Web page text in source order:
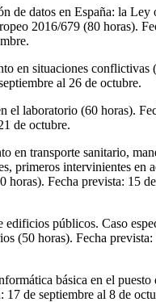
de datos en España: la Ley
2016/679 (80 horas).
en situaciones conflictivas
al 26 de octubre.
el laboratorio (60 horas).
de octubre.
en transporte sanitario,
primeros intervinientes en
horas). Fecha prevista: 15
edificios públicos. Caso
(50 horas). Fecha
básica en el puesto
17 de septiembre al 8 de